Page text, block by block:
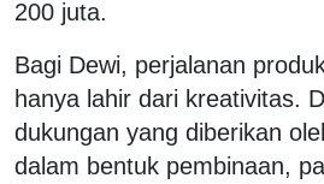
200 juta.
Bagi Dewi, perjalanan
hanya lahir dari kreativitas.
dukungan yang diberikan
dalam bentuk pembinaan,